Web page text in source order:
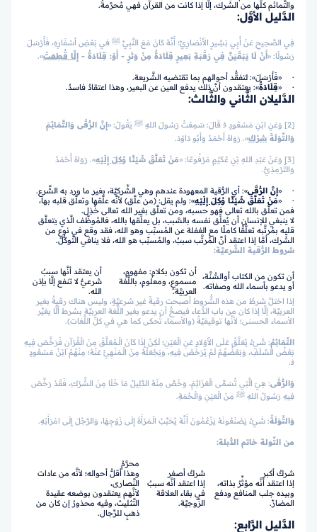
والتَّمائم كلُّها من الشِّرك، إلَّا إذا كانت من القرآن فهي مُحرَّمةٌ.
الدَّليل الأوَّل:
فِي الصَّحِيحِ عَنْ أَبِي بَشِيرٍ الأَنْصَارِيِّ؛ أَنَّهُ كَانَ مَعَ النَّبِيِّ ﷺ في بَعْضِ أسْفَارِهِ، فَأَرْسَلَ
رَسُولًا: «أَنْ لَا يَبْقَيَنَّ فِي رَقَبَةِ بَعِيرٍ قِلَادَةٌ مِنْ وَتَرٍ - أَوْ: قِلَادَةٌ - إِلَّا قُطِعَتْ».
· «فَأَرْسَلَ»: لتفقُّد أحوالهم بما تقتضيه الشَّريعة.
· «قِلَادَةٌ»: يعتقدون أنَّ ذلك يدفع العين عن البعير، وهذا اعتقادٌ فاسدٌ.
الدَّليلان الثَّاني والثَّالث:
[2] وَعَنِ ابْنِ مَسْعُودٍ ﭬ قَالَ: سَمِعْتُ رَسُولَ اللهِ ﷺ يَقُولُ: «
إِنَّ الرُّقَى وَالتَّمَائِمَ
وَالتِّوَلَةَ شِرْكٌ». رَوَاهُ أَحْمَدُ وَأَبُو دَاوُدَ.
[3] وَعَنْ عَبْدِ اللهِ بْنِ عُكَيْمٍ مَرْفُوعًا: « مَنْ تَعَلَّقَ شَيْئًا وُكِلَ إِلَيْهِ». رَوَاهُ أَحْمَدُ
وَالتِّرْمِذِيُّ.
· «إِنَّ الرُّقَى»: أي الرُّقية المعهودة عندهم وهي الشِّركيَّة، بغير ما ورد به الشَّرع.
· «مَنْ تَعَلَّقَ شَيْئًا وُكِلَ إِلَيْهِ»: ولم يقل: (من علَّق) لأنَّه علَّقها وتعلَّق قلبه بها،
فمن تعلَّق بالله تعالى فهو حسبه، ومن تعلَّق بغير الله تعالى خُذِل.
لا ينبغي للإنسان أن يُعلِّق نفسه بالسَّبب، بل يعلِّقها بالله، فالمُوظَّف الَّذي يتعلَّق
قلبه بمُرتَّبه تعلُّقًا كاملًا مع الغفلة عن المُسبِّب وهو الله، فقد وقع في نوعٍ من
الشِّرك، أمَّا إذا اعتقد أنَّ المُرتَّب سببٌ، والمُسبِّب هو الله، فلا ينافي التَّوكُّل.
شروط الرُّقية الشَّرعيَّة:
أن تكون من الكتاب أوالسُّنَّة،
أو يدعو بأسماء الله وصفاته.
أن تكون بكلامٍ: مفهومٍ،
مسموعٍ، ومعلومٍ، باللُّغة
العربيَّة.
أن يعتقد أنَّها سببٌ
شرعيٌّ لا تنفع إلَّا بإذن
الله.
إذا اختلَّ شرطٌ من هذه الشُّروط أصبحت رقيةً غير شرعيَّةٍ، وليس هناك رقيةٌ بغير
العربيَّة، إلَّا إذا كان من باب الدُّعاء فيصحُّ أن يدعو بغير اللُّغة العربيَّة بشرط ألَّا يغيِّر
الأسماء الحسنى؛ لأنَّها توقيفيَّةٌ (والأسماء تُحكى كما هي في كلِّ اللُّغات).
التَّمَائِمُ: شَيْءٌ يُعَلَّقُ عَلَى الأَوْلادِ عَنِ الْعَيْنِ؛ لَكِنْ إِذَا كَانَ الْـمُعَلَّقُ مِنَ الْقُرْآنِ فَرَخَّصَ فِيهِ
بَعْضُ السَّلَفِ، وَبَعْضُهُمْ لَمْ يُرَخِّصْ فِيهِ، وَيَجْعَلْهُ مِنَ الْـمَنْهِيِّ عَنْهُ؛ مِنْهُمُ ابْنُ مَسْعُودٍ
ﭬ.
وَالرُّقَى: هِيَ الَّتِي تُسَمَّى الْعَزَائِمَ، وَخَصَّ مِنْهُ الدَّلِيلُ مَا خَلَا مِنَ الشِّرْكِ، فَقَدْ رَخَّصَ
فِيهِ رَسُولُ اللهِ ﷺ مِنَ الْعَيْنِ وَالْـحُمَةِ.
وَالتِّوَلَةُ: شَيْءٌ يَصْنَعُونَهُ يَزْعُمُونَ أَنَّهُ يُحَبِّبُ الْـمَرْأَةَ إِلَى زَوْجِهَا، وَالرَّجُلَ إِلَى امْرَأَتِهِ.
من التِّولة خاتم الدُّبلة:
شركٌ أكبر
إذا اعتقد أنَّه مؤثِّرٌ بذاته،
وبيده جلب المنافع ودفع
المضارِّ.
شركٌ أصغر
إذا اعتقد أنَّه سببٌ
في بقاء العلاقة
الزَّوجيَّة.
محرَّمٌ
وهذا أقلُّ أحواله؛ لأنَّه من عادات
النَّصارى،
لأنَّهم يعتقدون بوضعه عقيدة
التَّثليث، وفيه محذورٌ إن كان من
ذهبٍ للرِّجال.
الدَّليل الرَّابع: